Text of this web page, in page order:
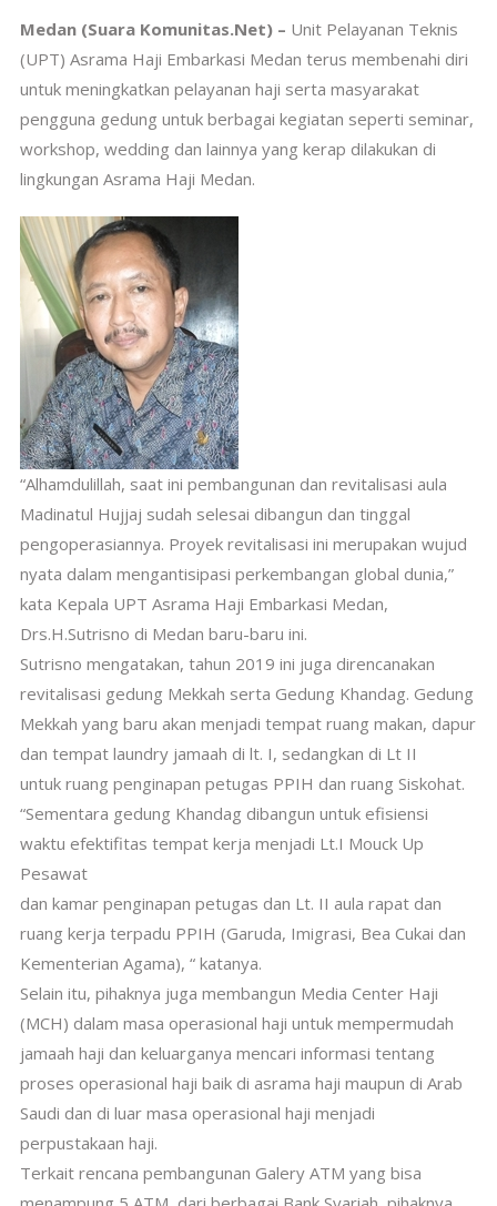
Medan (Suara Komunitas.Net) – Unit Pelayanan Teknis
(UPT) Asrama Haji Embarkasi Medan terus membenahi diri
untuk meningkatkan pelayanan haji serta masyarakat
pengguna gedung untuk berbagai kegiatan seperti seminar,
workshop, wedding dan lainnya yang kerap dilakukan di
lingkungan Asrama Haji Medan.
“Alhamdulillah, saat ini pembangunan dan revitalisasi aula
Madinatul Hujjaj sudah selesai dibangun dan tinggal
pengoperasiannya. Proyek revitalisasi ini merupakan wujud
nyata dalam mengantisipasi perkembangan global dunia,”
kata Kepala UPT Asrama Haji Embarkasi Medan,
Drs.H.Sutrisno di Medan baru-baru ini.
Sutrisno mengatakan, tahun 2019 ini juga direncanakan
revitalisasi gedung Mekkah serta Gedung Khandag. Gedung
Mekkah yang baru akan menjadi tempat ruang makan, dapur
dan tempat laundry jamaah di lt. I, sedangkan di Lt II
untuk ruang penginapan petugas PPIH dan ruang Siskohat.
“Sementara gedung Khandag dibangun untuk efisiensi
waktu efektifitas tempat kerja menjadi Lt.I Mouck Up
Pesawat
dan kamar penginapan petugas dan Lt. II aula rapat dan
ruang kerja terpadu PPIH (Garuda, Imigrasi, Bea Cukai dan
Kementerian Agama), “ katanya.
Selain itu, pihaknya juga membangun Media Center Haji
(MCH) dalam masa operasional haji untuk mempermudah
jamaah haji dan keluarganya mencari informasi tentang
proses operasional haji baik di asrama haji maupun di Arab
Saudi dan di luar masa operasional haji menjadi
perpustakaan haji.
Terkait rencana pembangunan Galery ATM yang bisa